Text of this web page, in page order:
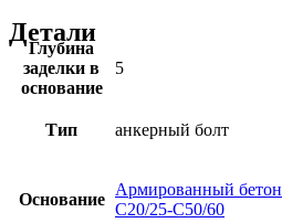
Детали
Глубина
заделки в
основание
5
Тип анкерный болт
Основание
Армированный бетон
C20/25-C50/60